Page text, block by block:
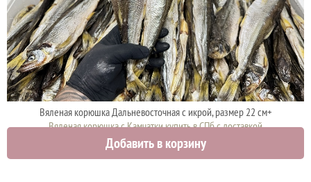
Вяленая корюшка Дальневосточная с икрой, размер 22 см+
Вяленая корюшка с Камчатки купить в СПб с доставкой
2500 руб.
Добавить в корзину